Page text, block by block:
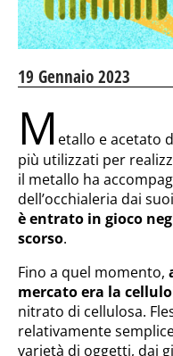
19 Gennaio 2023
M etallo e acetato
più utilizzati per
il metallo ha
dell’occhialeria dai
è entrato in gioco
scorso.
Fino a quel momento,
mercato era la
nitrato di cellulosa.
relativamente
varietà di oggetti, dai